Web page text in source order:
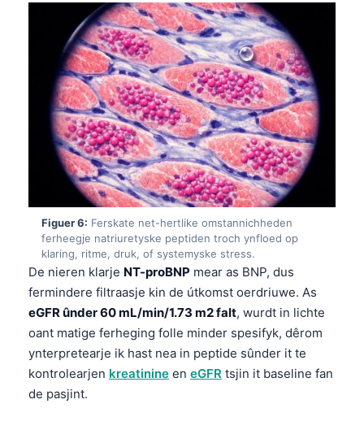
Figuer 6: Ferskate net-hertlike omstannichheden
ferheegje natriuretyske peptiden troch ynfloed op
klaring, ritme, druk, of systemyske stress.
De nieren klarje NT-proBNP mear as BNP, dus
fermindere filtraasje kin de útkomst oerdriuwe. As
eGFR ûnder 60 mL/min/1.73 m2 falt, wurdt in lichte
oant matige ferheging folle minder spesifyk, dêrom
ynterpretearje ik hast nea in peptide sûnder it te
kontrolearjen kreatinine en eGFR tsjin it baseline fan
de pasjint.
Svenska
Bosanski
Azərbaycan dili
Eesti
日本語
Čeština
ქართული
Русский
Lietuvių kalba
Polski
한국어
Slovenščina
Magyar
Shqip